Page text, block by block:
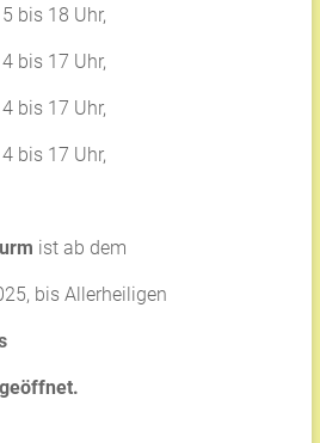
bis 18 Uhr,
bis 17 Uhr,
bis 17 Uhr,
bis 17 Uhr,
ist ab dem
bis Allerheiligen